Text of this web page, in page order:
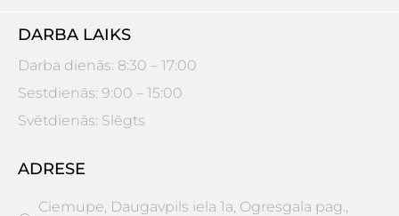
DARBA LAIKS
Darba dienās: 8:30 – 17:00
Sestdienās: 9:00 – 15:00
Svētdienās: Slēgts
ADRESE
Ciemupe, Daugavpils iela 1a, Ogresgala pag.,